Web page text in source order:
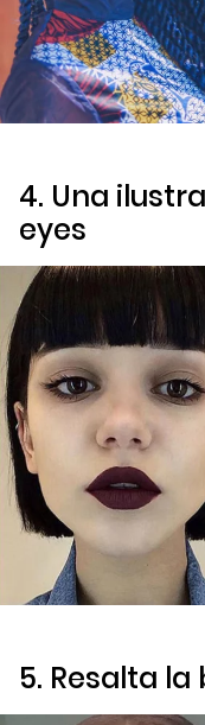
4. Una
eyes
5. Resalta